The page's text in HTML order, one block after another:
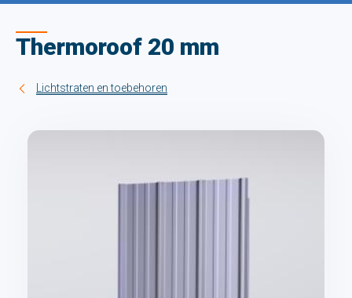
Thermoroof 20 mm
Lichtstraten en toebehoren